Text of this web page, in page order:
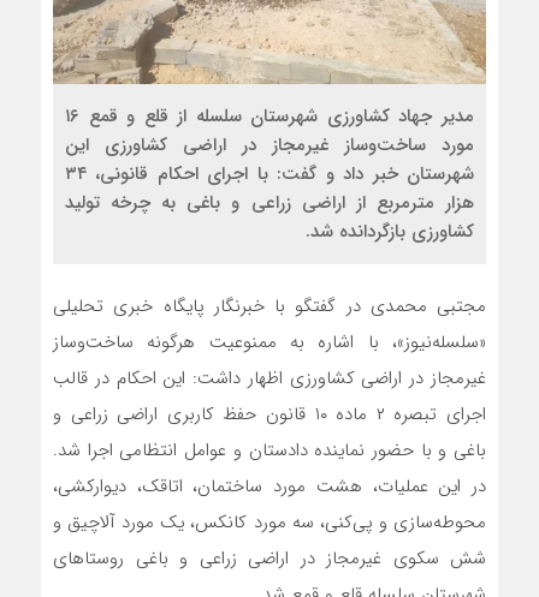
مدیر جهاد کشاورزی شهرستان سلسله از قلع و قمع ۱۶
مورد ساخت‌وساز غیرمجاز در اراضی کشاورزی این
شهرستان خبر داد و گفت: با اجرای احکام قانونی، ۳۴
هزار مترمربع از اراضی زراعی و باغی به چرخه تولید
کشاورزی بازگردانده شد.
مجتبی محمدی در گفتگو با خبرنگار پایگاه خبری تحلیلی
«سلسله‌نیوز»، با اشاره به ممنوعیت هرگونه ساخت‌وساز
غیرمجاز در اراضی کشاورزی اظهار داشت: این احکام در قالب
اجرای تبصره ۲ ماده ۱۰ قانون حفظ کاربری اراضی زراعی و
باغی و با حضور نماینده دادستان و عوامل انتظامی اجرا شد.
در این عملیات، هشت مورد ساختمان، اتاقک، دیوارکشی،
محوطه‌سازی و پی‌کنی، سه مورد کانکس، یک مورد آلاچیق و
شش سکوی غیرمجاز در اراضی زراعی و باغی روستاهای